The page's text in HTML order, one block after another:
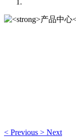
< Previous > Next